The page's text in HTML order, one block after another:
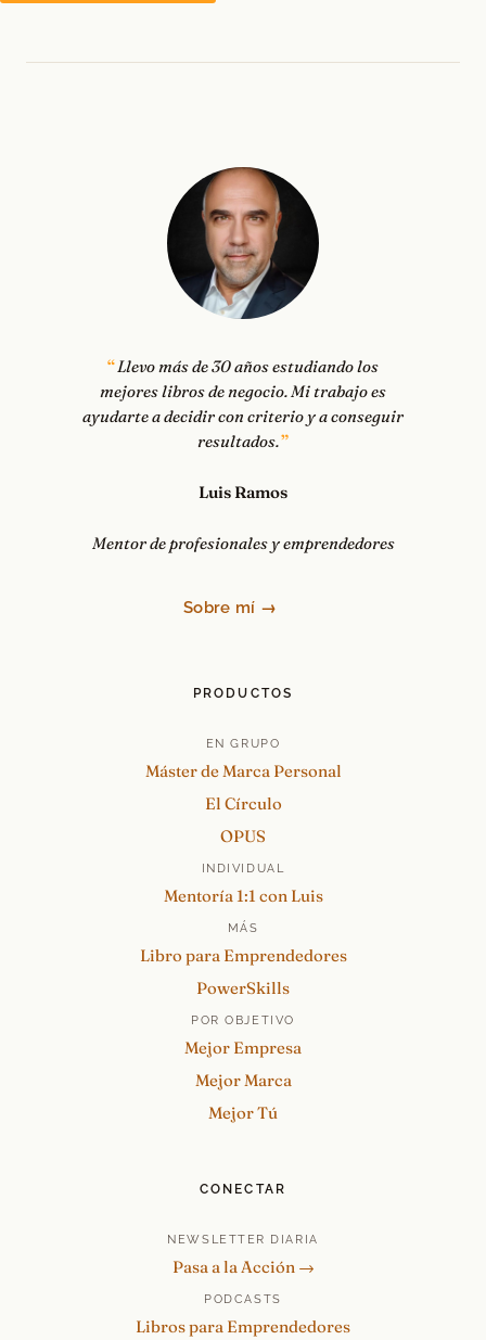
Llevo más de 30 años estudiando los
mejores libros de negocio. Mi trabajo es
ayudarte a decidir con criterio y a conseguir
resultados.
Luis Ramos
Mentor de profesionales y emprendedores
Sobre mí →
PRODUCTOS
EN GRUPO
Máster de Marca Personal
El Círculo
OPUS
INDIVIDUAL
Mentoría 1:1 con Luis
MÁS
Libro para Emprendedores
PowerSkills
POR OBJETIVO
Mejor Empresa
Mejor Marca
Mejor Tú
CONECTAR
NEWSLETTER DIARIA
Pasa a la Acción →
PODCASTS
Libros para Emprendedores